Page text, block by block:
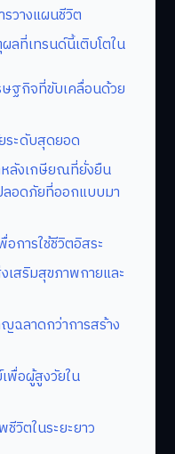
วางแผนชีวิต
ที่เทรนด์นี้เติบโตใน
ฐกิจที่ขับเคลื่อนด้วย
ระดับสุดยอด
ลังเกษียณที่ยั่งยืน
อดภัยที่ออกแบบมา
การใช้ชีวิตอิสระ
สริมสุขภาพกายและ
ฉลาดกว่าการสร้าง
พื่อผู้สูงวัยใน
วิตในระยะยาว